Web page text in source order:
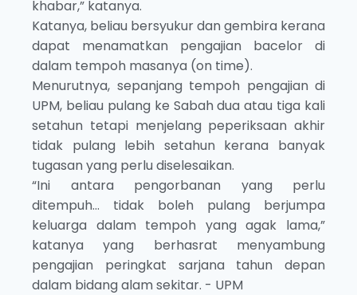
khabar,” katanya.
Katanya, beliau bersyukur dan gembira kerana
dapat menamatkan pengajian bacelor di
dalam tempoh masanya (on time).
Menurutnya, sepanjang tempoh pengajian di
UPM, beliau pulang ke Sabah dua atau tiga kali
setahun tetapi menjelang peperiksaan akhir
tidak pulang lebih setahun kerana banyak
tugasan yang perlu diselesaikan.
“Ini antara pengorbanan yang perlu
ditempuh… tidak boleh pulang berjumpa
keluarga dalam tempoh yang agak lama,”
katanya yang berhasrat menyambung
pengajian peringkat sarjana tahun depan
dalam bidang alam sekitar. - UPM